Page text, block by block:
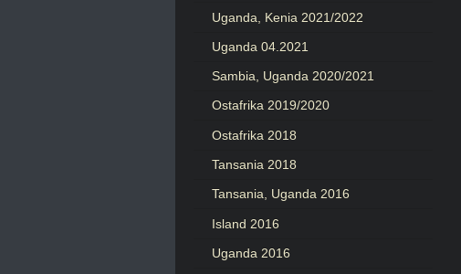
Uganda, Kenia 2021/2022
Uganda 04.2021
Sambia, Uganda 2020/2021
Ostafrika 2019/2020
Ostafrika 2018
Tansania 2018
Tansania, Uganda 2016
Island 2016
Uganda 2016